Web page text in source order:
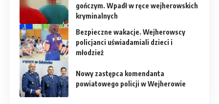
gończym. Wpadł w ręce wejherowskich
kryminalnych
Bezpieczne wakacje. Wejherowscy
policjanci uświadamiali dzieci i
młodzież
Nowy zastępca komendanta
powiatowego policji w Wejherowie